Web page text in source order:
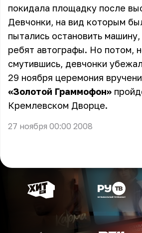
покидала площадку после
Девчонки, на вид которым
пытались остановить
ребят автографы. Но потом,
смутившись, девчонки
29 ноября церемония
«Золотой Граммофон»
Кремлевском Дворце.
27 ноября 00:00 2008